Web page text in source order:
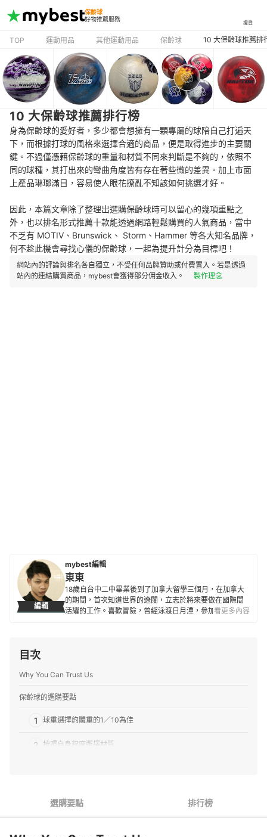
保齡球
好物推薦服務
搜尋
TOP 運動用品 其他運動用品 保齡球 10 大保齡球推薦排
10 大保齡球推薦排行榜
身為保齡球的愛好者，多少都會想擁有一顆專屬的球陪自己打遍天
下，而根據打球的風格來選擇合適的商品，便是取得進步的主要關
鍵。不過僅憑藉保齡球的重量和材質不同來判斷是不夠的，依照不
同的球種，其打出來的彎曲角度皆有存在著些微的差異。加上市面
上產品琳瑯滿目，容易使人眼花撩亂不知該如何挑選才好。
因此，本篇文章除了整理出選購保齡球時可以留心的幾項重點之
外，也以排名形式推薦十款能透過網路輕鬆購買的人氣商品，當中
不乏有 MOTIV、Brunswick、 Storm、Hammer 等各大知名品牌，
何不趁此機會尋找心儀的保齡球，一起為提升計分為目標吧！
網站內的評論與排名各自獨立，不受任何品牌贊助或付費置入。若是透過
站內的連結購買商品，mybest會獲得部分佣金收入。
製作理念
編輯
mybest編輯
東東
18歲自台中二中畢業後到了加拿大留學三個月，在加拿大
的期間，首次知道世界的遼闊，立志於將來要做在國際間
活耀的工作。喜歡冒險，曾經泳渡日月潭，參加蘭嶼馬拉
看更多內容
目次
Why You Can Trust Us
保齡球的選購要點
1 球重選擇約體重的1／10為佳
2 按照自身程度選擇材質
5 時尚設計有助提升幹勁
選購要點 排行榜